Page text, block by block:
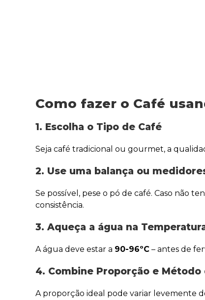
Como fazer o Café
1. Escolha o Tipo de Café
Seja café tradicional ou gourmet, a
2. Use uma balança ou
Se possível, pese o pó de café. Caso não
consistência.
3. Aqueça a água na
A água deve estar a 90-96ºC – antes de
4. Combine Proporção e Método
A proporção ideal pode variar levemente